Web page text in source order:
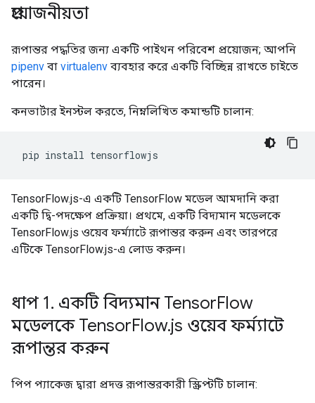
প্রয়োজনীয়তা
রূপান্তর পদ্ধতির জন্য একটি পাইথন পরিবেশ প্রয়োজন; আপনি
pipenv বা virtualenv ব্যবহার করে একটি বিচ্ছিন্ন রাখতে চাইতে
পারেন।
কনভার্টার ইনস্টল করতে, নিম্নলিখিত কমান্ডটি চালান:
pip install
TensorFlow.js-এ একটি TensorFlow মডেল আমদানি করা
একটি দ্বি-পদক্ষেপ প্রক্রিয়া। প্রথমে, একটি বিদ্যমান মডেলকে
TensorFlow.js ওয়েব ফর্ম্যাটে রূপান্তর করুন এবং তারপরে
এটিকে TensorFlow.js-এ লোড করুন।
ধাপ 1. একটি বিদ্যমান TensorFlow
মডেলকে TensorFlow.js ওয়েব ফর্ম্যাটে
রূপান্তর করুন
পিপ প্যাকেজ দ্বারা প্রদত্ত রূপান্তরকারী স্ক্রিপ্টটি চালান: